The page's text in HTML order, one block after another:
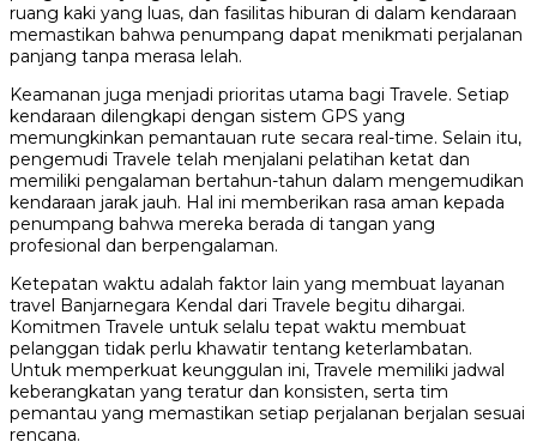
ruang kaki yang luas, dan fasilitas hiburan di dalam kendaraan
memastikan bahwa penumpang dapat menikmati perjalanan
panjang tanpa merasa lelah.
Keamanan juga menjadi prioritas utama bagi Travele. Setiap
kendaraan dilengkapi dengan sistem GPS yang
memungkinkan pemantauan rute secara real-time. Selain itu,
pengemudi Travele telah menjalani pelatihan ketat dan
memiliki pengalaman bertahun-tahun dalam mengemudikan
kendaraan jarak jauh. Hal ini memberikan rasa aman kepada
penumpang bahwa mereka berada di tangan yang
profesional dan berpengalaman.
Ketepatan waktu adalah faktor lain yang membuat layanan
travel Banjarnegara Kendal dari Travele begitu dihargai.
Komitmen Travele untuk selalu tepat waktu membuat
pelanggan tidak perlu khawatir tentang keterlambatan.
Untuk memperkuat keunggulan ini, Travele memiliki jadwal
keberangkatan yang teratur dan konsisten, serta tim
pemantau yang memastikan setiap perjalanan berjalan sesuai
rencana.